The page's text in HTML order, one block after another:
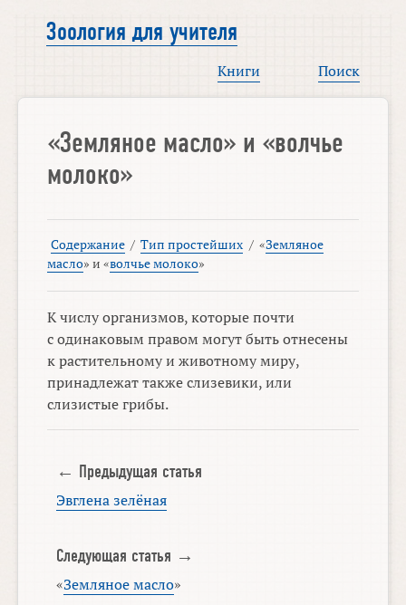
Зоология для учителя
Книги Поиск
«Земляное масло» и «волчье
молоко»
Содержание / Тип простейших / «Земляное
масло» и «волчье молоко»
К числу организмов, которые почти
с одинаковым правом могут быть отнесены
к растительному и животному миру,
принадлежат также слизевики, или
слизистые грибы.
← Предыдущая статья
Эвглена зелёная
Следующая статья →
«Земляное масло»